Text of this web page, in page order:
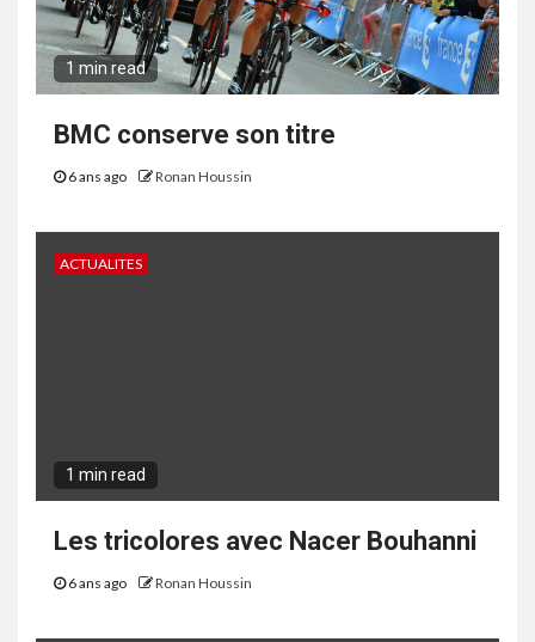
1 min read
BMC conserve son titre
6 ans ago Ronan Houssin
ACTUALITES
1 min read
Les tricolores avec Nacer Bouhanni
6 ans ago Ronan Houssin